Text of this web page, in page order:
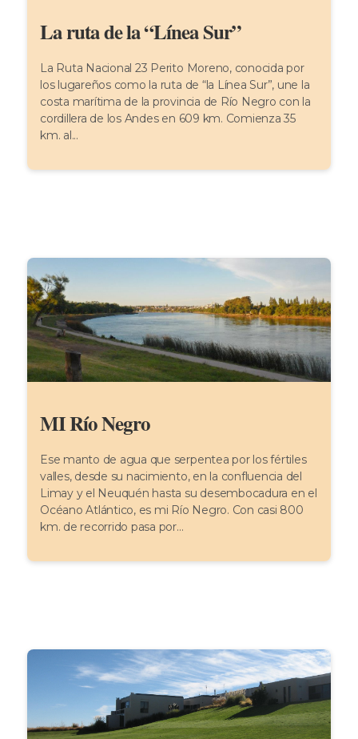
La ruta de la “Línea Sur”
La Ruta Nacional 23 Perito Moreno, conocida por
los lugareños como la ruta de “la Línea Sur”, une la
costa marítima de la provincia de Río Negro con la
cordillera de los Andes en 609 km. Comienza 35
km. al...
MI Río Negro
Ese manto de agua que serpentea por los fértiles
valles, desde su nacimiento, en la confluencia del
Limay y el Neuquén hasta su desembocadura en el
Océano Atlántico, es mi Río Negro. Con casi 800
km. de recorrido pasa por...